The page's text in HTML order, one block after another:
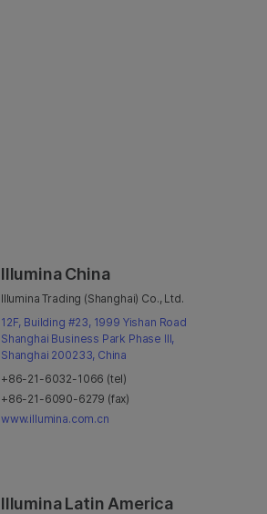
Illumina China
Illumina Trading (Shanghai) Co., Ltd.
12F, Building #23, 1999 Yishan Road
Shanghai Business Park Phase III,
Shanghai 200233, China
+86-21-6032-1066 (tel)
+86-21-6090-6279 (fax)
www.illumina.com.cn
Illumina Latin America